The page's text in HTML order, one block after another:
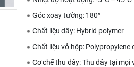
Góc xoay tường: 180°
Chất liệu dây: Hybrid polymer
Chất liệu vỏ hộp: Polypropylene
Cơ chế thu dây: Thu dây tại mọi